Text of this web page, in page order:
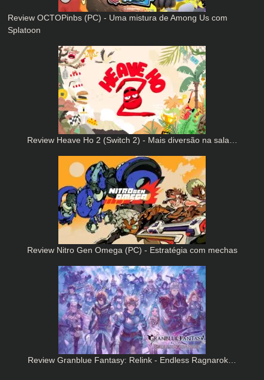
Review OCTOPinbs (PC) - Uma mistura de Among Us com
Splatoon
Review Heave Ho 2 (Switch 2) - Mais diversão na sala…
Review Nitro Gen Omega (PC) - Estratégia com mechas
Review Granblue Fantasy: Relink - Endless Ragnarok…